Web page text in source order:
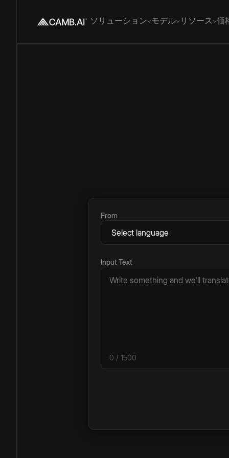
ソリューション モデル リソース 価
From
Input Text
0 / 1500